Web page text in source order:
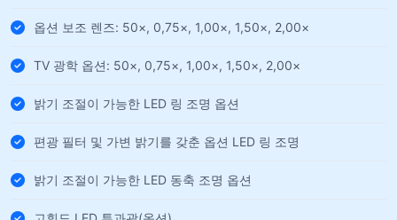
옵션 보조 렌즈: 50×, 0,75×, 1,00×, 1,50×, 2,00×
TV 광학 옵션: 50×, 0,75×, 1,00×, 1,50×, 2,00×
밝기 조절이 가능한 LED 링 조명 옵션
편광 필터 및 가변 밝기를 갖춘 옵션 LED 링 조명
밝기 조절이 가능한 LED 동축 조명 옵션